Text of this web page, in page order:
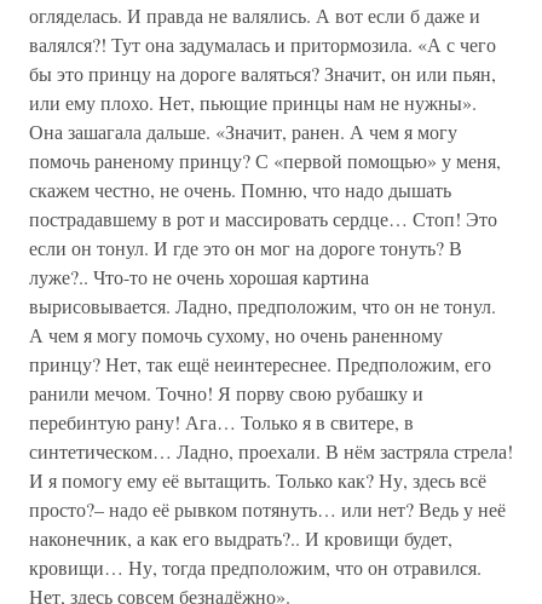
огляделась. И правда не валялись. А вот если б даже и
валялся?! Тут она задумалась и притормозила. «А с чего
бы это принцу на дороге валяться? Значит, он или пьян,
или ему плохо. Нет, пьющие принцы нам не нужны».
Она зашагала дальше. «Значит, ранен. А чем я могу
помочь раненому принцу? С «первой помощью» у меня,
скажем честно, не очень. Помню, что надо дышать
пострадавшему в рот и массировать сердце… Стоп! Это
если он тонул. И где это он мог на дороге тонуть? В
луже?.. Что-то не очень хорошая картина
вырисовывается. Ладно, предположим, что он не тонул.
А чем я могу помочь сухому, но очень раненному
принцу? Нет, так ещё неинтереснее. Предположим, его
ранили мечом. Точно! Я порву свою рубашку и
перебинтую рану! Ага… Только я в свитере, в
синтетическом… Ладно, проехали. В нём застряла стрела!
И я помогу ему её вытащить. Только как? Ну, здесь всё
просто?– надо её рывком потянуть… или нет? Ведь у неё
наконечник, а как его выдрать?.. И кровищи будет,
кровищи… Ну, тогда предположим, что он отравился.
Нет, здесь совсем безнадёжно».